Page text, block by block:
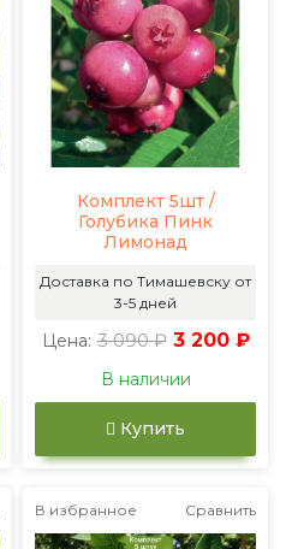
Комплект 5шт /
Голубика Пинк
Лимонад
Доставка по Тимашевску от
3-5 дней
Цена: 3 090 ₽ 3 200 ₽
В наличии
Купить
В избранное Сравнить